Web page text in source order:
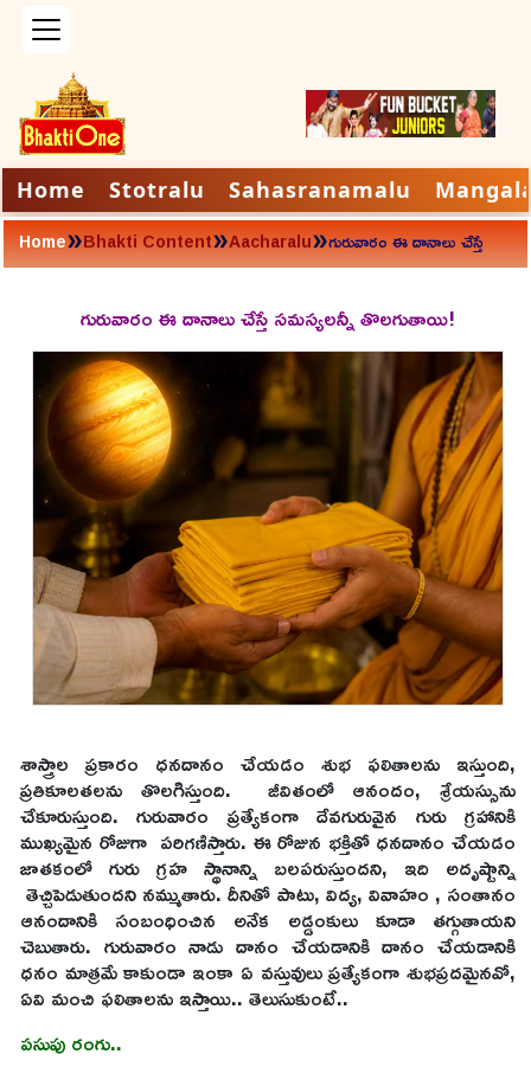
Home Stotralu Sahasranamalu
Home»Bhakti Content»Aacharalu»గురువారం ఈ దానాలు చేస్తే
సమస్యలన్నీ తొలగుతాయి!
గురువారం ఈ దానాలు చేస్తే సమస్యలన్నీ తొలగుతాయి!
శాస్త్రాల ప్రకారం ధనదానం చేయడం శుభ ఫలితాలను ఇస్తుంది,
ప్రతికూలతలను తొలగిస్తుంది. జీవితంలో ఆనందం, శ్రేయస్సును
చేకూరుస్తుంది. గురువారం ప్రత్యేకంగా దేవగురువైన గురు గ్రహానికి
ముఖ్యమైన రోజుగా పరిగణిస్తారు. ఈ రోజున భక్తితో ధనదానం చేయడం
జాతకంలో గురు గ్రహ స్థానాన్ని బలపరుస్తుందని, ఇది అదృష్టాన్ని
తెచ్చిపెడుతుందని నమ్ముతారు. దీనితో పాటు, విద్య, వివాహం , సంతానం
ఆనందానికి సంబంధించిన అనేక అడ్డంకులు కూడా తగ్గుతాయని
చెబుతారు. గురువారం నాడు దానం చేయడానికి దానం చేయడానికి
ధనం మాత్రమే కాకుండా ఇంకా ఏ వస్తువులు ప్రత్యేకంగా శుభప్రదమైనవో,
ఏవి మంచి ఫలితాలను ఇస్తాయి.. తెలుసుకుంటే..
పసుపు రంగు..